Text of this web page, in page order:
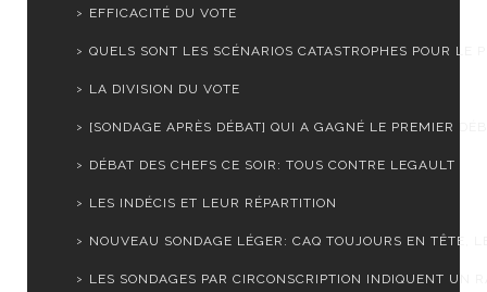
EFFICACITÉ DU VOTE
QUELS SONT LES SCÉNARIOS CATASTROPHES POUR LE
LA DIVISION DU VOTE
[SONDAGE APRÈS DÉBAT] QUI A GAGNÉ LE PREMIER
DÉBAT DES CHEFS CE SOIR: TOUS CONTRE LEGAULT
LES INDÉCIS ET LEUR RÉPARTITION
NOUVEAU SONDAGE LÉGER: CAQ TOUJOURS EN TÊTE,
LES SONDAGES PAR CIRCONSCRIPTION INDIQUENT UN